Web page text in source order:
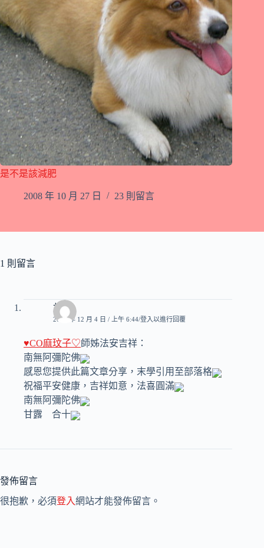
是不是該減肥
2008 年 10 月 27 日 23 則留言
1 則留言
甘露
2008 年 12 月 4 日 / 上午 6:44 登入以進行回覆
♥CO麻玟子♡師姊法安吉祥：
南無阿彌陀佛
感恩您提供此篇文章分享，末學引用至部落格
祝福平安健康，吉祥如意，法喜圓滿
南無阿彌陀佛
甘露 合十
發佈留言
很抱歉，必須登入網站才能發佈留言。